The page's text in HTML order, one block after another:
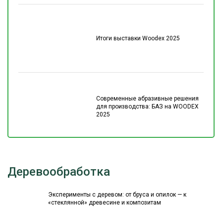
Итоги выставки Woodex 2025
Современные абразивные решения
для производства: БАЗ на WOODEX
2025
Деревообработка
Эксперименты с деревом: от бруса и опилок — к
«стеклянной» древесине и композитам